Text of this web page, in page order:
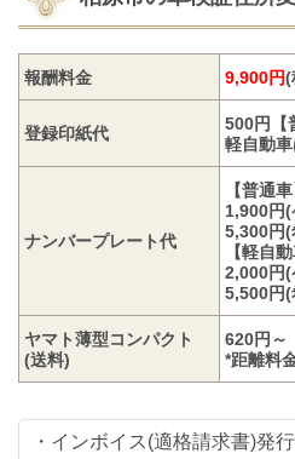
報酬料金 9,900円(
登録印紙代
500円【
軽自動
ナンバープレート代
【普通車
1,900円
5,300円(
【軽自動
2,000円(
5,500円(
ヤマト薄型コンパクト
(送料)
620円～
*距離料
・インボイス(適格請求書)発